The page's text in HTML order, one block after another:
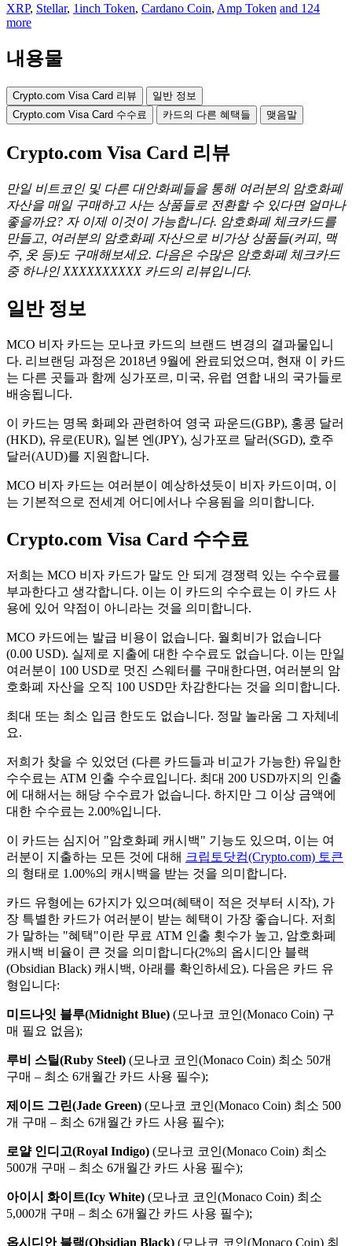
XRP, Stellar, 1inch Token, Cardano Coin, Amp Token and 124
more
내용물
Crypto.com Visa Card 리뷰
일반 정보
Crypto.com Visa Card 수수료
카드의 다른 혜택들 맺음말
Crypto.com Visa Card 리뷰
만일 비트코인 및 다른 대안화폐들을 통해 여러분의 암호화폐
자산을 매일 구매하고 사는 상품들로 전환할 수 있다면 얼마나
좋을까요? 자 이제 이것이 가능합니다. 암호화폐 체크카드를
만들고, 여러분의 암호화폐 자산으로 비가상 상품들(커피, 맥
주, 옷 등)도 구매해보세요. 다음은 수많은 암호화폐 체크카드
중 하나인 XXXXXXXXXX 카드의 리뷰입니다.
일반 정보
MCO 비자 카드는 모나코 카드의 브랜드 변경의 결과물입니
다. 리브랜딩 과정은 2018년 9월에 완료되었으며, 현재 이 카드
는 다른 곳들과 함께 싱가포르, 미국, 유럽 연합 내의 국가들로
배송됩니다.
이 카드는 명목 화폐와 관련하여 영국 파운드(GBP), 홍콩 달러
(HKD), 유로(EUR), 일본 엔(JPY), 싱가포르 달러(SGD), 호주
달러(AUD)를 지원합니다.
MCO 비자 카드는 여러분이 예상하셨듯이 비자 카드이며, 이
는 기본적으로 전세계 어디에서나 수용됨을 의미합니다.
Crypto.com Visa Card 수수료
저희는 MCO 비자 카드가 말도 안 되게 경쟁력 있는 수수료를
부과한다고 생각합니다. 이는 이 카드의 수수료는 이 카드 사
용에 있어 약점이 아니라는 것을 의미합니다.
MCO 카드에는 발급 비용이 없습니다. 월회비가 없습니다
(0.00 USD). 실제로 지출에 대한 수수료도 없습니다. 이는 만일
여러분이 100 USD로 멋진 스웨터를 구매한다면, 여러분의 암
호화폐 자산을 오직 100 USD만 차감한다는 것을 의미합니다.
최대 또는 최소 입금 한도도 없습니다. 정말 놀라움 그 자체네
요.
저희가 찾을 수 있었던 (다른 카드들과 비교가 가능한) 유일한
수수료는 ATM 인출 수수료입니다. 최대 200 USD까지의 인출
에 대해서는 해당 수수료가 없습니다. 하지만 그 이상 금액에
대한 수수료는 2.00%입니다.
이 카드는 심지어 "암호화폐 캐시백" 기능도 있으며, 이는 여
러분이 지출하는 모든 것에 대해 크립토닷컴(Crypto.com) 토큰
의 형태로 1.00%의 캐시백을 받는 것을 의미합니다.
카드 유형에는 6가지가 있으며(혜택이 적은 것부터 시작), 가
장 특별한 카드가 여러분이 받는 혜택이 가장 좋습니다. 저희
가 말하는 "혜택"이란 무료 ATM 인출 횟수가 높고, 암호화폐
캐시백 비율이 큰 것을 의미합니다(2%의 옵시디안 블랙
(Obsidian Black) 캐시백, 아래를 확인하세요). 다음은 카드 유
형입니다:
미드나잇 블루(Midnight Blue) (모나코 코인(Monaco Coin) 구
매 필요 없음);
루비 스틸(Ruby Steel) (모나코 코인(Monaco Coin) 최소 50개
구매 – 최소 6개월간 카드 사용 필수);
제이드 그린(Jade Green) (모나코 코인(Monaco Coin) 최소 500
개 구매 – 최소 6개월간 카드 사용 필수);
로얄 인디고(Royal Indigo) (모나코 코인(Monaco Coin) 최소
500개 구매 – 최소 6개월간 카드 사용 필수);
아이시 화이트(Icy White) (모나코 코인(Monaco Coin) 최소
5,000개 구매 – 최소 6개월간 카드 사용 필수);
옵시디안 블랙(Obsidian Black) (모나코 코인(Monaco Coin) 최